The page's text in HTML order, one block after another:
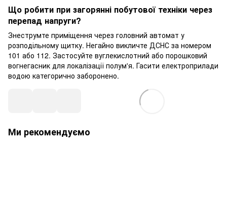
Що робити при загорянні побутової техніки через
перепад напруги?
Знеструмте приміщення через головний автомат у
розподільному щитку. Негайно викличте ДСНС за номером
101 або 112. Застосуйте вуглекислотний або порошковий
вогнегасник для локалізації полум'я. Гасити електроприлади
водою категорично заборонено.
Ми рекомендуємо